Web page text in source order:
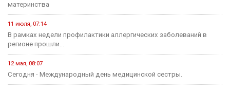
материнства
11 июля, 07:14
В рамках недели профилактики аллергических заболеваний в
регионе прошли...
12 мая, 08:07
Сегодня - Международный день медицинской сестры.